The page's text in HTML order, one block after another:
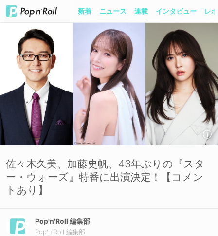
新着 ニュース 連載 インタビュー レ
佐々木久美、加藤史帆、43年ぶりの『スタ
ー・ウォーズ』特番に出演決定！【コメン
トあり】
Pop'n'Roll 編集部
Pop'n'Roll 編集部